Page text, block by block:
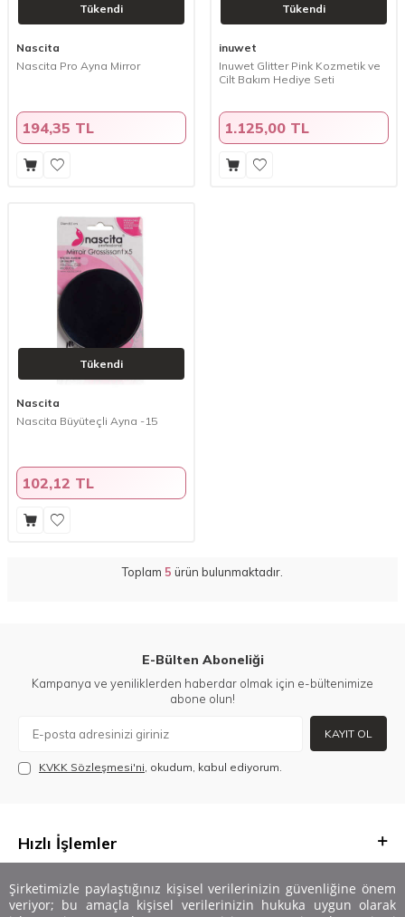
Şirketimizle paylaştığınız kişisel verilerinizin güvenliğine önem
veriyor; bu amaçla kişisel verilerinizin hukuka uygun olarak
Tükendi
Nascita
Nascita Pro Ayna Mirror
194,35 TL
Tükendi
inuwet
Inuwet Glitter Pink Kozmetik ve
Cilt Bakım Hediye Seti
1.125,00 TL
Tükendi
Nascita
Nascita Büyüteçli Ayna -15
102,12 TL
Toplam 5 ürün bulunmaktadır.
E-Bülten Aboneliği
Kampanya ve yeniliklerden haberdar olmak için e-bültenimize
abone olun!
KAYIT OL
KVKK Sözleşmesi'ni, okudum, kabul ediyorum.
Hızlı İşlemler
Önemli Bilgiler